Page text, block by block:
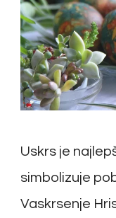
Uskrs je
simbolizuje
Vaskrsenje